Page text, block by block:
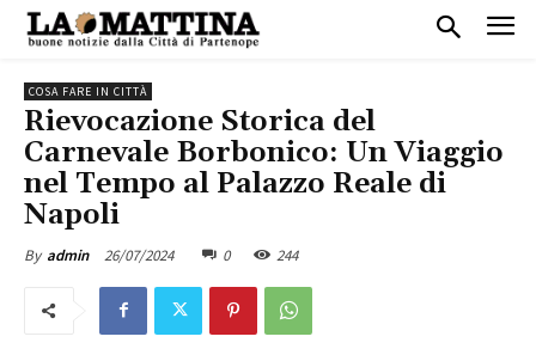
COSA FARE IN CITTÀ
Rievocazione Storica del
Carnevale Borbonico: Un Viaggio
nel Tempo al Palazzo Reale di
Napoli
By admin 26/07/2024 0 244